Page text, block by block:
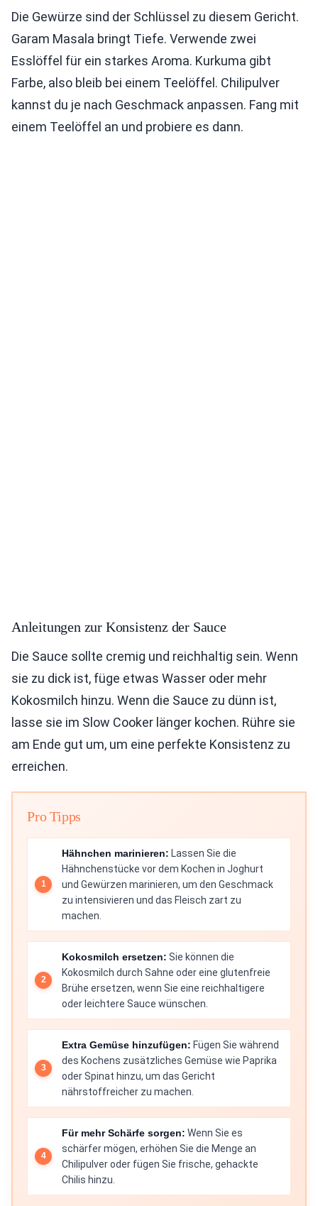
Die Gewürze sind der Schlüssel zu diesem Gericht.
Garam Masala bringt Tiefe. Verwende zwei
Esslöffel für ein starkes Aroma. Kurkuma gibt
Farbe, also bleib bei einem Teelöffel. Chilipulver
kannst du je nach Geschmack anpassen. Fang mit
einem Teelöffel an und probiere es dann.
Anleitungen zur Konsistenz der Sauce
Die Sauce sollte cremig und reichhaltig sein. Wenn
sie zu dick ist, füge etwas Wasser oder mehr
Kokosmilch hinzu. Wenn die Sauce zu dünn ist,
lasse sie im Slow Cooker länger kochen. Rühre sie
am Ende gut um, um eine perfekte Konsistenz zu
erreichen.
Pro Tipps
Hähnchen marinieren: Lassen Sie die
Hähnchenstücke vor dem Kochen in Joghurt
und Gewürzen marinieren, um den Geschmack
zu intensivieren und das Fleisch zart zu
machen.
Kokosmilch ersetzen: Sie können die
Kokosmilch durch Sahne oder eine glutenfreie
Brühe ersetzen, wenn Sie eine reichhaltigere
oder leichtere Sauce wünschen.
Extra Gemüse hinzufügen: Fügen Sie während
des Kochens zusätzliches Gemüse wie Paprika
oder Spinat hinzu, um das Gericht
nährstoffreicher zu machen.
Für mehr Schärfe sorgen: Wenn Sie es
schärfer mögen, erhöhen Sie die Menge an
Chilipulver oder fügen Sie frische, gehackte
Chilis hinzu.